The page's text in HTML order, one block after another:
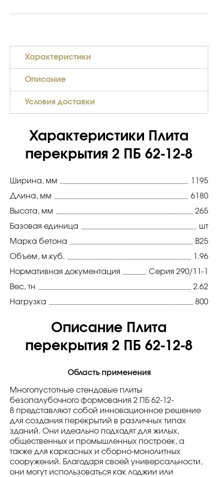
Характеристики
Описание
Условия доставки
Характеристики Плита
перекрытия 2 ПБ 62-12-8
Ширина, мм
1195
Длина, мм
6180
Высота, мм
265
Базовая единица
шт
Марка бетона
В25
Объем, м.куб.
1.96
Нормативная документация
Серия 290/11-1
Вес, тн
2.62
Нагрузка
800
Описание Плита
перекрытия 2 ПБ 62-12-8
Область применения
Многопустотные стендовые плиты
безопалубочного формования 2 ПБ 62-12-
8 представляют собой инновационное решение
для создания перекрытий в различных типах
зданий. Они идеально подходят для жилых,
общественных и промышленных построек, а
также для каркасных и сборно-монолитных
сооружений. Благодаря своей универсальности,
они могут использоваться как лоджии или